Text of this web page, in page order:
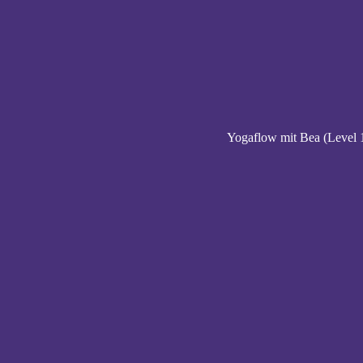
Yogaflow mit Bea (Level